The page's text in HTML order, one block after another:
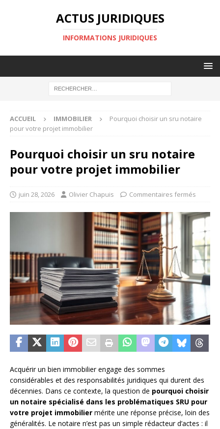
ACTUS JURIDIQUES
INFORMATIONS JURIDIQUES
ACCUEIL IMMOBILIER
Pourquoi choisir un sru notaire
pour votre projet immobilier
Pourquoi choisir un sru notaire
pour votre projet immobilier
juin 28, 2026 Olivier Chapuis Commentaires fermés
Acquérir un bien immobilier engage des sommes
considérables et des responsabilités juridiques qui durent des
décennies. Dans ce contexte, la question de pourquoi choisir
un notaire spécialisé dans les problématiques SRU pour
votre projet immobilier mérite une réponse précise, loin des
généralités. Le notaire n’est pas un simple rédacteur d’actes : il